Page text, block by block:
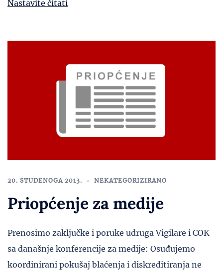
Nastavite čitati
20. STUDENOGA 2013. NEKATEGORIZIRANO
Priopćenje za medije
Prenosimo zaključke i poruke udruga Vigilare i COK
sa današnje konferencije za medije: Osuđujemo
koordinirani pokušaj blaćenja i diskreditiranja ne